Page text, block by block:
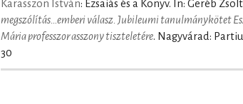
Karasszon István: Ézsaiás és a Könyv. In: Geréb
megszólítás…emberi válasz. Jubileumi tanulmánykötet
Mária professzor asszony tiszteletére. Nagyvárad:
30